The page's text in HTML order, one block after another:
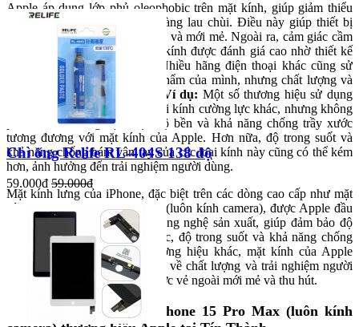
Apple áp dụng lớp phủ oleophobic trên mặt kính, giúp giảm thiểu
việc bám dấu vân tay và dễ dàng lau chùi. Điều này giúp thiết bị
luôn giữ được vẻ ngoài sạch sẽ và mới mẻ. Ngoài ra, cảm giác cầm
nắm của iPhone với mặt lưng kính được đánh giá cao nhờ thiết kế
tinh tế và chất liệu cao cấp. Nhiều hãng điện thoại khác cũng sử
dụng mặt lưng kính cho sản phẩm của mình, nhưng chất lượng và
công nghệ có thể khác nhau.
Ví dụ: Một số thương hiệu sử dụng
kính Gorilla Glass hoặc các loại kính cường lực khác, nhưng không
phải lúc nào cũng đạt được độ bền và khả năng chống trầy xước
tương đương với mặt kính của Apple. Hơn nữa, độ trong suốt và
khả năng chống bám vân tay của các loại kính này cũng có thể kém
hơn, ảnh hưởng đến trải nghiệm người dùng.
Mặt kính lưng của iPhone, đặc biệt trên các dòng cao cấp như mặt
kính lưng iPhone 15 Pro Max (luôn kính camera), được Apple đầu
tư kỹ lưỡng về chất liệu và công nghệ sản xuất, giúp đảm bảo độ
bền, khả năng chống trầy xước, độ trong suốt và khả năng chống
bám vân tay. So với các thương hiệu khác, mặt kính của Apple
thường được đánh giá cao hơn về chất lượng và trải nghiệm người
dùng, giúp thiết bị luôn giữ được vẻ ngoài mới mẻ và thu hút.
2. Giá mặt kính lưng iPhone 15 Pro Max (luôn kính
Chì ống Relife RL-404S 138 độ
59.000đ 59.000đ